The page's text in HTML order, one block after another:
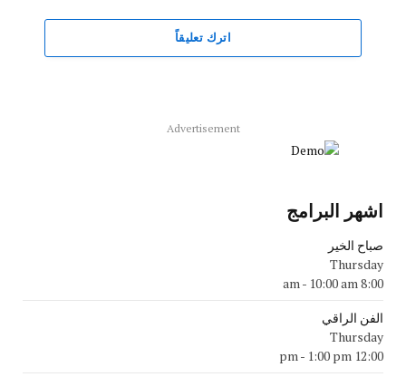
اترك تعليقاً
Advertisement
اشهر البرامج
صباح الخير
Thursday
8:00 am
- 10:00 am
الفن الراقي
Thursday
12:00 pm
- 1:00 pm